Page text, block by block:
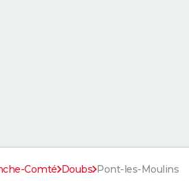
Comté Doubs Pont-les-Moulins